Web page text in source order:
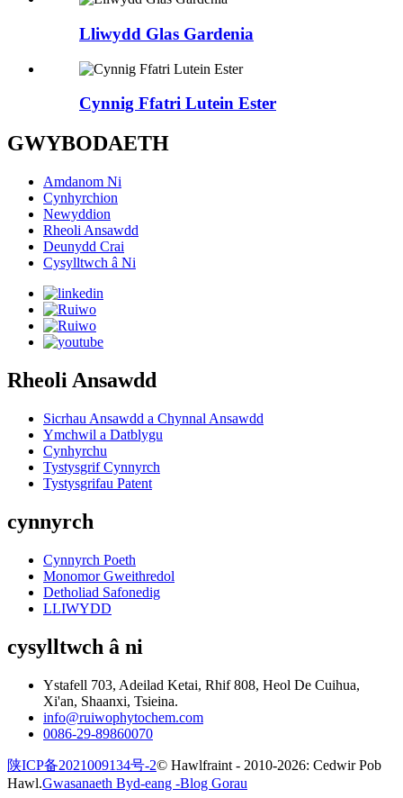
Lliwydd Glas Gardenia
Cynnig Ffatri Lutein Ester
GWYBODAETH
Amdanom Ni
Cynhyrchion
Newyddion
Rheoli Ansawdd
Deunydd Crai
Cysylltwch â Ni
Rheoli Ansawdd
Sicrhau Ansawdd a Chynnal Ansawdd
Ymchwil a Datblygu
Cynhyrchu
Tystysgrif Cynnyrch
Tystysgrifau Patent
cynnyrch
Cynnyrch Poeth
Monomor Gweithredol
Detholiad Safonedig
LLIWYDD
cysylltwch â ni
Ystafell 703, Adeilad Ketai, Rhif 808, Heol De Cuihua,
Xi'an, Shaanxi, Tsieina.
info@ruiwophytochem.com
0086-29-89860070
陕ICP备2021009134号-2© Hawlfraint - 2010-2026: Cedwir Pob
Hawl.Gwasanaeth Byd-eang -Blog Gorau